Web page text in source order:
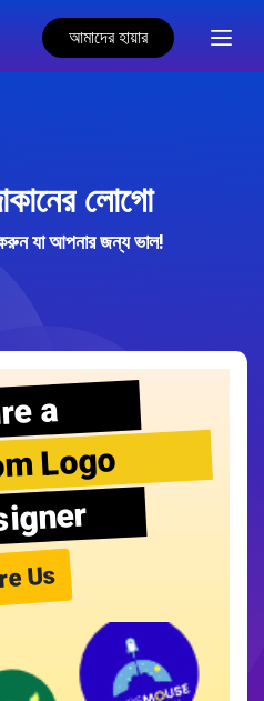
আমাদের হায়ার
লোগো
যা আপনার জন্য ভাল!
a
Logo
Us